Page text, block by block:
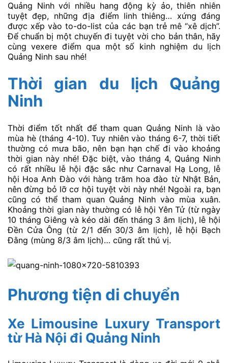
Quảng Ninh với nhiều hang động kỳ ảo, thiên nhiên
tuyệt đẹp, những địa điểm linh thiêng… xứng đáng
được xếp vào to-do-list của các bạn trẻ mê “xê dịch”.
Để chuẩn bị một chuyến đi tuyệt vời cho bản thân, hãy
cùng vexere điểm qua một số kinh nghiệm du lịch
Quảng Ninh sau nhé!
Thời gian du lịch Quảng
Ninh
Thời điểm tốt nhất để tham quan Quảng Ninh là vào
mùa hè (tháng 4-10). Tuy nhiên vào tháng 6-7, thời tiết
thường có mưa bão, nên bạn hạn chế đi vào khoảng
thời gian này nhé! Đặc biệt, vào tháng 4, Quảng Ninh
có rất nhiều lễ hội đặc sắc như Carnaval Hạ Long, lễ
hội Hoa Anh Đào với hàng trăm hoa đào từ Nhật Bản,
nên đừng bỏ lỡ cơ hội tuyệt vời này nhé! Ngoài ra, bạn
cũng có thể tham quan Quảng Ninh vào mùa xuân.
Khoảng thời gian này thường có lễ hội Yên Tử (từ ngày
10 tháng Giêng và kéo dài đến tháng 3 âm lịch), lễ hội
Đền Cửa Ông (từ 2/1 đến 30/3 âm lịch), lễ hội Bạch
Đằng (mùng 8/3 âm lịch)… cũng rất thú vị.
Phương tiện di chuyển
Xe Limousine Luxury Transport
từ Hà Nội đi Quảng Ninh